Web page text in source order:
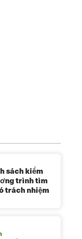
sách kiểm
trình tìm
trách nhiệm